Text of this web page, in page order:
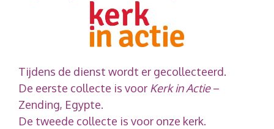
Tijdens de dienst wordt er gecollecteerd.
De eerste collecte is voor Kerk in Actie–
Zending, Egypte.
De tweede collecte is voor onze kerk.